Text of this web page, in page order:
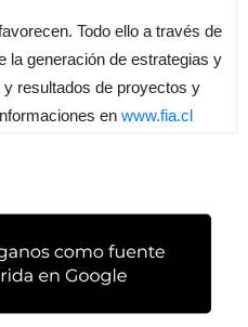
Todo ello a través de
la generación de estrategias y
resultados de proyectos y
en www.fia.cl